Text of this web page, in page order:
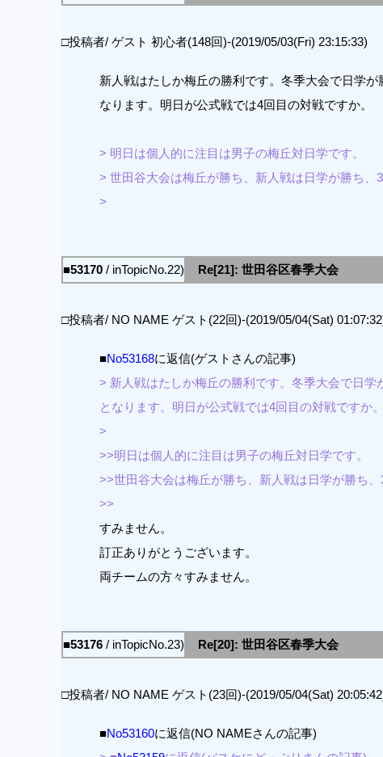
□投稿者/ ゲスト 初心者(148回)-(2019/05/03(Fri) 23:15:33)
新人戦はたしか梅丘の勝利です。冬季大会で日学
なります。明日が公式戦では4回目の対戦ですか。
> 明日は個人的に注目は男子の梅丘対日学です。
> 世田谷大会は梅丘が勝ち、新人戦は日学が勝ち、
>
■53170/ inTopicNo.22)
Re[21]: 世田谷区春季大会
□投稿者/ NO NAME ゲスト(22回)-(2019/05/04(Sat)
■No53168に返信(ゲストさんの記事)
> 新人戦はたしか梅丘の勝利です。冬季大会で日
となります。明日が公式戦では4回目の対戦ですか。
>
>>明日は個人的に注目は男子の梅丘対日学です。
>>世田谷大会は梅丘が勝ち、新人戦は日学が勝ち
>>
すみません。
訂正ありがとうございます。
両チームの方々すみません。
■53176/ inTopicNo.23)
Re[20]: 世田谷区春季大会
□投稿者/ NO NAME ゲスト(23回)-(2019/05/04(Sat)
■No53160に返信(NO NAMEさんの記事)